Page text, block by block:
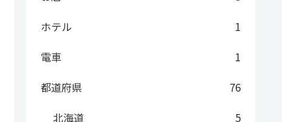
ホテル
1
電車
1
都道府県
76
北海道
5